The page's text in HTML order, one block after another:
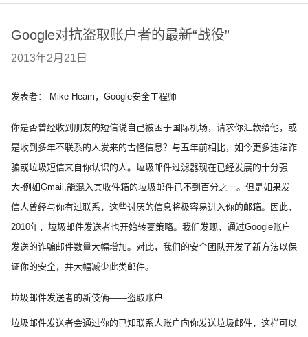
Google对抗盗取账户者的最新“战役”
2013年2月21日
发表者： Mike Heam，Google安全工程师
你是否曾经收到朋友的短信说自己被困于国际机场，请求你汇款给他，或
是收到多年不联系的人发来的古怪信息？与五年前相比，如今更多违法诈
骗或垃圾短信来自你认识的人。垃圾邮件过滤器现在已经发展的十分强
大-例如Gmail,能混入其收件箱的垃圾邮件已不到百分之一。但是如果发
信人曾经与你有过联系，这些讨厌的信息将极容易进入你的邮箱。因此，
2010年，垃圾邮件发送者也开始转变策略。我们发现，通过Google账户
发送的诈骗邮件数量大幅增加。对此，我们的安全团队开发了新方法以保
证你的安全，并大幅减少此类邮件。
垃圾邮件发送者的新伎俩——盗取账户
垃圾邮件发送者会通过你的已知联系人账户向你发送垃圾邮件，这样可以